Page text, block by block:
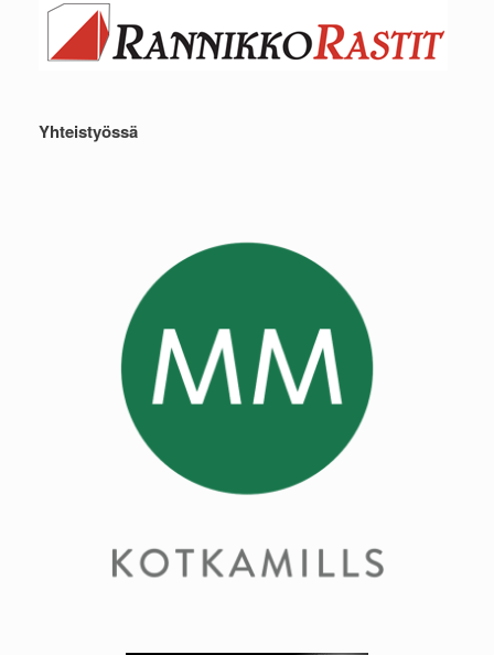
Yhteistyössä